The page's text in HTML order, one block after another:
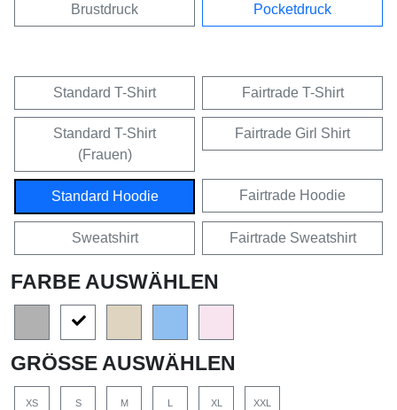
Brustdruck Pocketdruck
Standard T-Shirt Fairtrade T-Shirt
Standard T-Shirt
(Frauen)
Fairtrade Girl Shirt
Standard Hoodie Fairtrade Hoodie
Sweatshirt Fairtrade Sweatshirt
FARBE AUSWÄHLEN
GRÖSSE AUSWÄHLEN
XS S M L XL XXL